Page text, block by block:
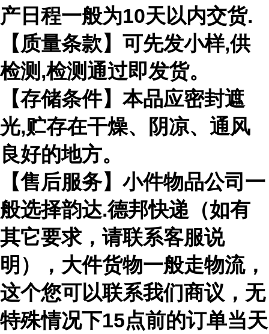
产日程一般为10天以内交货.
【质量条款】可先发小样,供
检测,检测通过即发货。
【存储条件】本品应密封遮
光,贮存在干燥、阴凉、通风
良好的地方。
【售后服务】小件物品公司一
般选择韵达.德邦快递（如有
其它要求，请联系客服说
明），大件货物一般走物流，
这个您可以联系我们商议，无
特殊情况下15点前的订单当天